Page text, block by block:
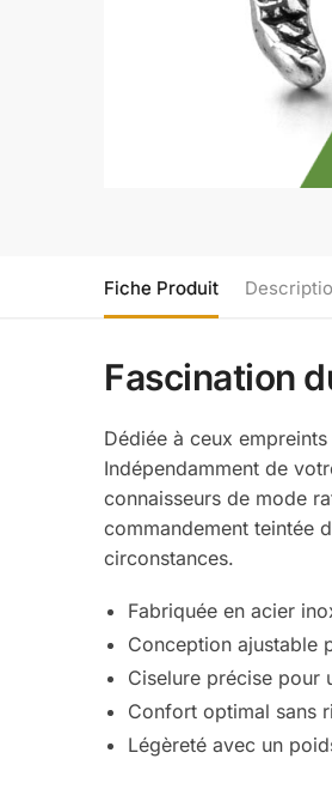
Fiche Produit
Fascination
Dédiée à ceux
Indépendamment de
connaisseurs de mode
commandement teintée
circonstances.
Fabriquée en acier
Conception ajustable
Ciselure précise pour
Confort optimal sans
Légèreté avec un